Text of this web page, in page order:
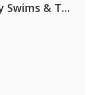
David Guetta, Teddy Swims & Tones And I